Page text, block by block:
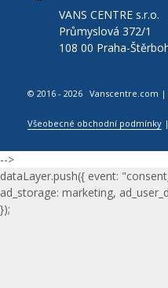
VANS CENTRE s.r.o.
Průmyslová 372/1
108 00 Praha-
© 2016 - 2026 Vanscentre.com |
Všeobecné obchodní podmínky
-->
dataLayer.push({ event:
ad_storage: marketing,
});